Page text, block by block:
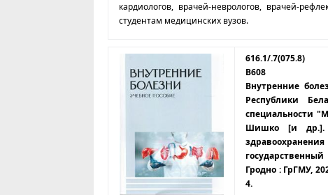
кардиологов, врачей-неврологов, врачей-
студентам медицинских вузов.
616.1/.7(075.8)
В608
Внутренние
Республики
специальности
Шишко [и др.].
Гродно : ГрГМУ,
4.